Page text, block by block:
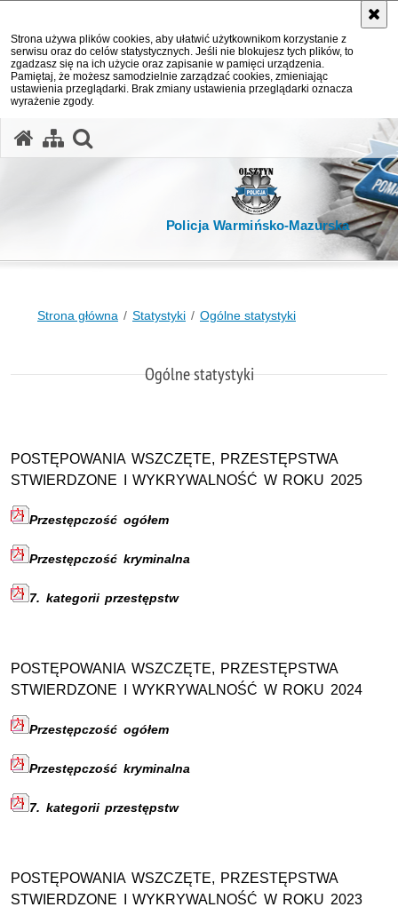
Strona używa plików cookies, aby ułatwić użytkownikom korzystanie z
serwisu oraz do celów statystycznych. Jeśli nie blokujesz tych plików, to
zgadzasz się na ich użycie oraz zapisanie w pamięci urządzenia.
Pamiętaj, że możesz samodzielnie zarządzać cookies, zmieniając
ustawienia przeglądarki. Brak zmiany ustawienia przeglądarki oznacza
wyrażenie zgody.
Policja Warmińsko-Mazurska
Strona główna Statystyki Ogólne statystyki
Ogólne statystyki
POSTĘPOWANIA WSZCZĘTE, PRZESTĘPSTWA
STWIERDZONE I WYKRYWALNOŚĆ W ROKU 2025
Przestępczość ogółem
Przestępczość kryminalna
7. kategorii przestępstw
POSTĘPOWANIA WSZCZĘTE, PRZESTĘPSTWA
STWIERDZONE I WYKRYWALNOŚĆ W ROKU 2024
Przestępczość ogółem
Przestępczość kryminalna
7. kategorii przestępstw
POSTĘPOWANIA WSZCZĘTE, PRZESTĘPSTWA
STWIERDZONE I WYKRYWALNOŚĆ W ROKU 2023